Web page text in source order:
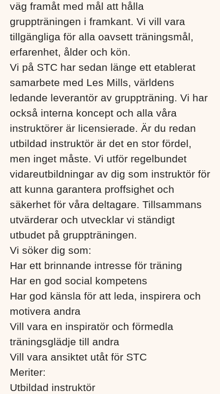
väg framåt med mål att hålla
gruppträningen i framkant. Vi vill vara
tillgängliga för alla oavsett träningsmål,
erfarenhet, ålder och kön.
Vi på STC har sedan länge ett etablerat
samarbete med Les Mills, världens
ledande leverantör av gruppträning. Vi har
också interna koncept och alla våra
instruktörer är licensierade. Är du redan
utbildad instruktör är det en stor fördel,
men inget måste. Vi utför regelbundet
vidareutbildningar av dig som instruktör för
att kunna garantera proffsighet och
säkerhet för våra deltagare. Tillsammans
utvärderar och utvecklar vi ständigt
utbudet på gruppträningen.
Vi söker dig som:
Har ett brinnande intresse för träning
Har en god social kompetens
Har god känsla för att leda, inspirera och
motivera andra
Vill vara en inspiratör och förmedla
träningsglädje till andra
Vill vara ansiktet utåt för STC
Meriter:
Utbildad instruktör